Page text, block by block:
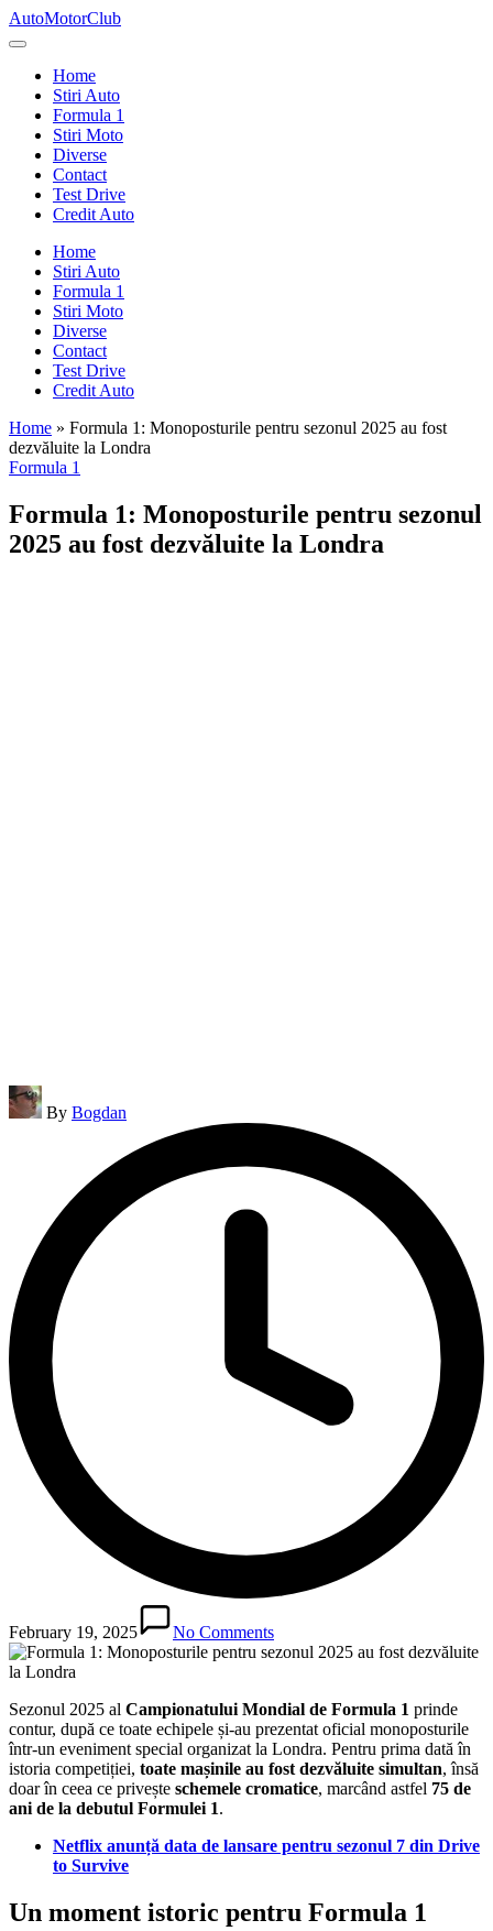
Skip
to
AutoMotorClub
Totul
masini
pasionatii
masini
Home
Stiri Auto
Formula 1
Stiri Moto
Diverse
Contact
Test Drive
Credit Auto
Home
Stiri Auto
Formula 1
Stiri Moto
Diverse
Contact
Test Drive
Credit Auto
Home » Formula 1: Monoposturile pentru sezonul 2025 au fost
dezvăluite la Londra
Posted
Formula 1
Formula 1: Monoposturile pentru sezonul
2025 au fost dezvăluite la Londra
Posted
by
By Bogdan
February 19, 2025 No Comments
Sezonul 2025 al Campionatului Mondial de Formula 1 prinde
contur, după ce toate echipele și-au prezentat oficial monoposturile
într-un eveniment special organizat la Londra. Pentru prima dată în
istoria competiției, toate mașinile au fost dezvăluite simultan, însă
doar în ceea ce privește schemele cromatice, marcând astfel 75 de
ani de la debutul Formulei 1.
Netflix anunță data de lansare pentru sezonul 7 din Drive
to Survive
Un moment istoric pentru Formula 1